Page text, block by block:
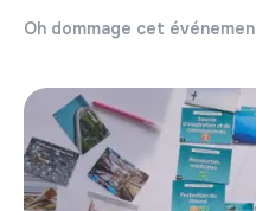
Oh dommage cet